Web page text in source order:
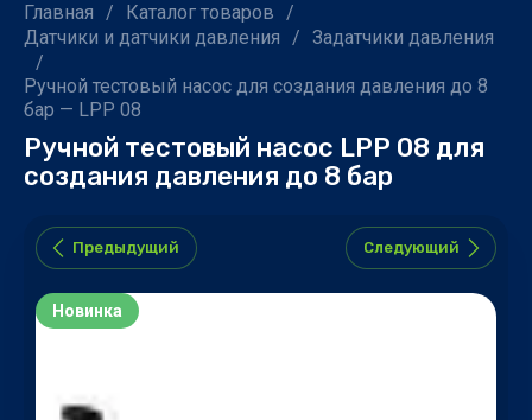
Главная / Каталог товаров /
Датчики и датчики давления / Задатчики давления
/
Ручной тестовый насос для создания давления до 8
бар — LPP 08
Ручной тестовый насос LPP 08 для
создания давления до 8 бар
Предыдущий Следующий
Новинка